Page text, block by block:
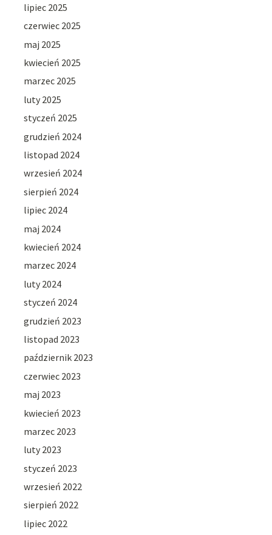
lipiec 2025
czerwiec 2025
maj 2025
kwiecień 2025
marzec 2025
luty 2025
styczeń 2025
grudzień 2024
listopad 2024
wrzesień 2024
sierpień 2024
lipiec 2024
maj 2024
kwiecień 2024
marzec 2024
luty 2024
styczeń 2024
grudzień 2023
listopad 2023
październik 2023
czerwiec 2023
maj 2023
kwiecień 2023
marzec 2023
luty 2023
styczeń 2023
wrzesień 2022
sierpień 2022
lipiec 2022